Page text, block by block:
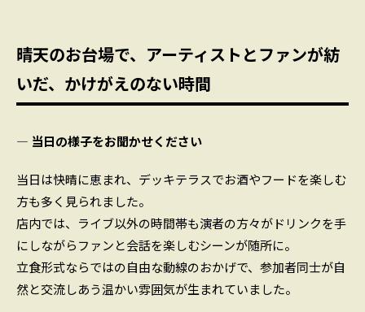
晴天のお台場で、アーティストとファンが紡
いだ、かけがえのない時間
― 当日の様子をお聞かせください
当日は快晴に恵まれ、デッキテラスでお酒やフードを楽しむ
方も多く見られました。
店内では、ライブ以外の時間帯も演者の方々がドリンクを手
にしながらファンと会話を楽しむシーンが随所に。
立食形式ならではの自由な動線のおかげで、参加者同士が自
然と交流しあう温かい雰囲気が生まれていました。